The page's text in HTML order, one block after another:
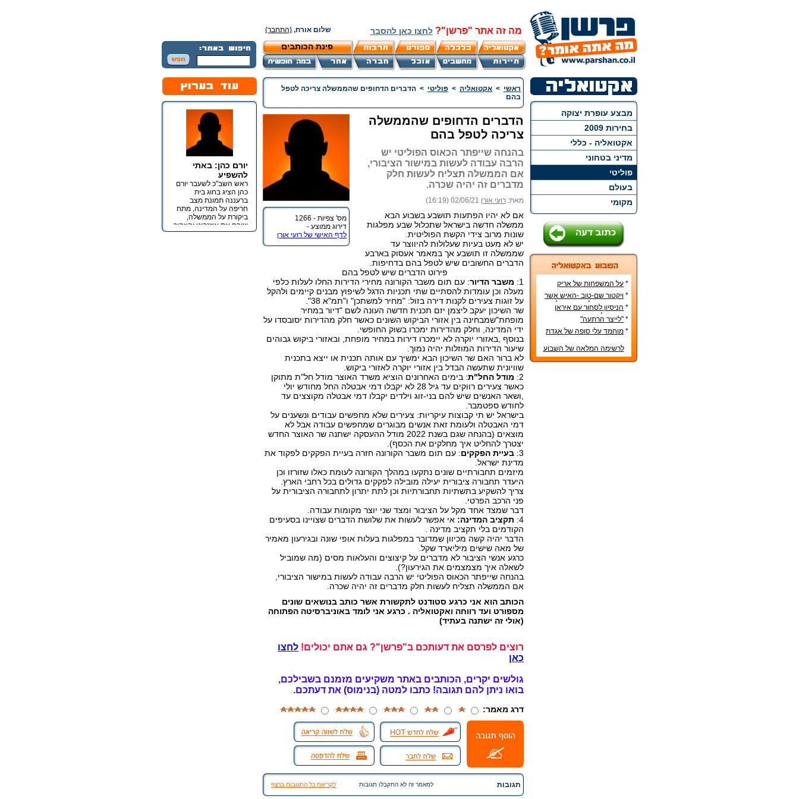
מה זה אתר "פרשן"? לחצו כאן להסבר שלום אורח, (התחבר)
פינת הכותבים
מבצע עופרת יצוקה
בחירות 2009
אקטואליה - כללי
מדיני בטחוני
פוליטי
בעולם
מקומי
* על המשפחות של אריק
איינשטיין ואורי זוהר
* ויקטור שם-טוב -האיש אשר
עיצב את מפלגת השמאל
מפ"ם
* הניסיון לסחור עם איראן
בדרכים לא-כשרות
* "לייצר הרתעה"
* מוחמד עלי סופה של אגדת
לרשימה המלאה של השבוע
ראשי > אקטואליה > פוליטי > הדברים הדחופים שהממשלה צריכה לטפל
בהם
מס' צפיות - 1266
דירוג ממוצע -
לדף האישי של רועי אורן
הדברים הדחופים שהממשלה
צריכה לטפל בהם
בהנחה שייפתר הכאוס הפוליטי יש
הרבה עבודה לעשות במישור הציבורי,
אם הממשלה תצליח לעשות חלק
מדברים זה יהיה שכרה.
מאת: רועי אורן 02/06/21 (16:19)
אם לא יהיו הפתעות תושבע בשבוע הבא
ממשלה חדשה בישראל שתכלול שבע מפלגות
שונות מרוב צידי הקשת הפוליטית.
יש לא מעט בעיות שעלולות להיווצר עד
שממשלה זו תושבע אך במאמר אעסוק בארבע
הדברים החשובים שיש לטפל בהם בדחיפות.
פירוט הדברים שיש לטפל בהם
1:
משבר הדיור: עם תום משבר הקורונה מחירי הדירות החלו לעלות כלפי
מעלה וכן עומדות להסתיים שתי תכניות הדגל לשיפוץ מבנים קיימים ולהקל
על זוגות צעירים לקנות דירה בזול: "מחיר למשתכן" ו"תמ"א 38".
שר השיכון יעקב ליצמן יזם תכנית חדשה העונה לשם "דיור במחיר
מופחת"שמבחינה בין אזורי הביקוש השונים כאשר חלק מהדירות יסובסדו על
ידי המדינה, וחלק מהדירות ימכרו בשוק החופשי.
בנוסף ,באזורי יוקרה לא יימכרו דירות במחיר מופחת, ובאזורי ביקוש גבוהים
שיעור הדירות המוזלות יהיה נמוך.
לא ברור האם שר השיכון הבא ימשיך עם אותה תכנית או ייצא בתכנית
שוויונית שתעשה הבדל בין אזורי יוקרה לאזורי ביקוש.
2:
מודל החל"ת: בימים האחרונים הוציא משרד האוצר מודל חל"ת מתוקן
כאשר צעירים רווקים עד גיל 28 לא יקבלו דמי אבטלה החל מחודש יולי
,ושאר האנשים שיש להם בני-זוג וילדים יקבלו דמי אבטלה מקוצצים עד
לחודש ספטמבר.
בישראל יש תי קבוצות עיקריות: צעירים שלא מחפשים עבודים ונשענים על
דמי האבטלה ולעומת זאת אנשים מבוגרים שמחפשים עבודה אבל לא
מוצאים (בהנחה שגם בשנת 2022 מודל ההעסקה ישתנה שר האוצר החדש
יצטרך להחליט איך מחלקים את הכסף).
3: בעיית הפקקים: עם תום משבר הקורונה חזרה בעיית הפקקים לפקוד את
מדינת ישראל.
מיזמים תחבורתיים שונים נתקעו במהלך הקורונה לעומת כאלו שזורזו וכן
היעדר תחבורה ציבורית יעילה מובילה לפקקים גדולים בכל רחבי הארץ.
צריך להשקיע בתשתיות תחבורתיות וכן לתת יתרון לתחבורה הציבורית על
פני הרכב הפרטי.
דבר שמצד אחד מקל על הציבור ומצד שני יוצר מקומות עבודה.
4: תקציב המדינה: אי אפשר לעשות את שלושת הדברים שצויינו בסעיפים
הקודמים בלי תקציב מדינה .
הדבר יהיה קשה מכיוון שמדובר במפלגות בעלות אופי שונה ובגירעון מאמיר
של מאה שישים מיליארד שקל.
כרגע אנשי הציבור לא מדברים על קיצוצים והעלאות מסים (מה שמוביל
לשאלה איך מצמצמים את הגירעון?).
בהנחה שייפתר הכאוס הפוליטי יש הרבה עבודה לעשות במישור הציבורי,
אם הממשלה תצליח לעשות חלק מדברים זה יהיה שכרה.
הכותב הוא אני כרגע סטודנט לתקשורת אשר כותב בנושאים שונים
מספורט ועד רווחה ואקטואליה . כרגע אני לומד באוניברסיטה הפתוחה
(אולי זה ישתנה בעתיד)
רוצים לפרסם את דעותכם ב"פרשן"? גם אתם יכולים! לחצו
כאן
גולשים יקרים, הכותבים באתר משקיעים מזמנם בשבילכם,
בואו ניתן להם תגובה! כתבו למטה (בנימוס) את דעתכם.
דרג מאמר:
תגובות למאמר זה לא התקבלו תגובות לקריאת כל התגובות ברצף
יורם כהן: באתי
להשפיע
ראש השב"כ לשעבר יורם
כהן הציג בחוג בית
ברעננה תמונת מצב
חריפה על המדינה, מתח
ביקורת על הממשלה,
שיבח את איזנקוט והצהיר
כי מטרתו אינה כנסת אלא